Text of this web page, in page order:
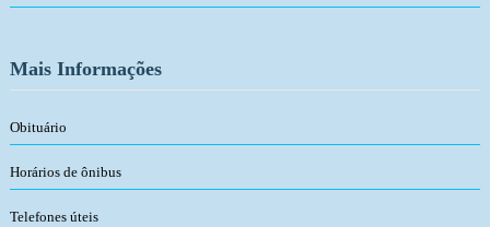
Mais Informações
Obituário
Horários de ônibus
Telefones úteis